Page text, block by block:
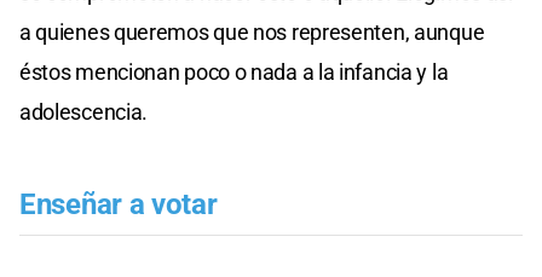
a quienes queremos que nos representen, aunque
éstos mencionan poco o nada a la infancia y la
adolescencia.
Enseñar a votar